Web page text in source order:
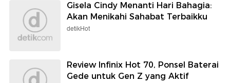
Gisela Cindy Menanti Hari Bahagia:
Akan Menikahi Sahabat Terbaikku
detikHot
Review Infinix Hot 70, Ponsel Baterai
Gede untuk Gen Z yang Aktif